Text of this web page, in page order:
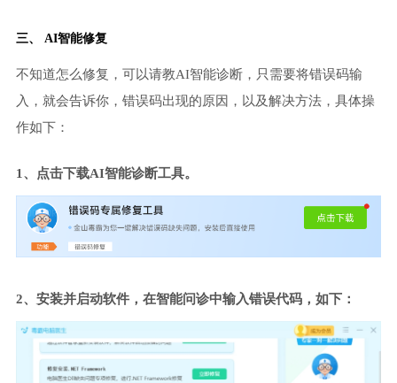
三、 AI智能修复
不知道怎么修复，可以请教AI智能诊断，只需要将错误码输
入，就会告诉你，错误码出现的原因，以及解决方法，具体操
作如下：
1、点击下载AI智能诊断工具。
2、安装并启动软件，在智能问诊中输入错误代码，如下：